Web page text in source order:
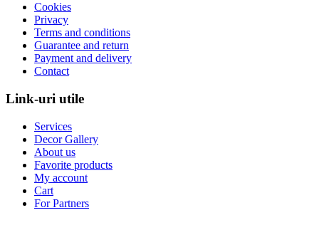
Cookies
Privacy
Terms and conditions
Guarantee and return
Payment and delivery
Contact
Link-uri utile
Services
Decor Gallery
About us
Favorite products
My account
Cart
For Partners